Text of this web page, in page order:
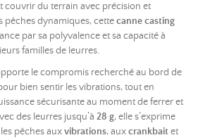
couvrir du terrain avec précision et
pêches dynamiques, cettecanne casting
par sa polyvalence et sa capacité à
familles de leurres.
le compromis recherché au bord de
bien sentir les vibrations, tout en
sécurisante au moment de ferrer et
des leurres jusqu’à 28 g, elle s’exprime
pêches auxvibrations, auxcrankbaitet